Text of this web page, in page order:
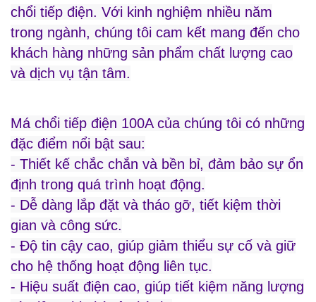
chổi tiếp điện. Với kinh nghiệm nhiều năm
trong ngành, chúng tôi cam kết mang đến cho
khách hàng những sản phẩm chất lượng cao
và dịch vụ tận tâm.
Má chổi tiếp điện 100A của chúng tôi có những
đặc điểm nổi bật sau:
- Thiết kế chắc chắn và bền bỉ, đảm bảo sự ổn
định trong quá trình hoạt động.
- Dễ dàng lắp đặt và tháo gỡ, tiết kiệm thời
gian và công sức.
- Độ tin cậy cao, giúp giảm thiểu sự cố và giữ
cho hệ thống hoạt động liên tục.
- Hiệu suất điện cao, giúp tiết kiệm năng lượng